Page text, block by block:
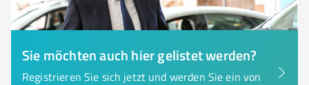
Sie möchten auch hier gelistet werden?
Registrieren Sie sich jetzt und werden Sie ein von